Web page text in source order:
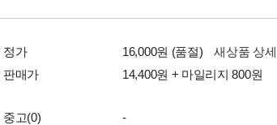
정가 16,000원 (품절)
새상품 상
판매가
14,400원 + 마일리지 800원
중고(0)
-